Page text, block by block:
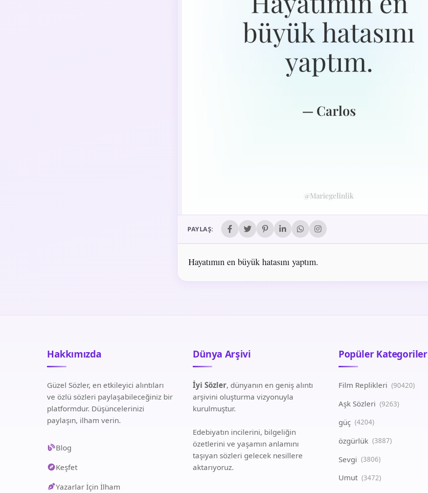
PAYLAŞ:
Hayatımın en büyük hatasını yaptım.
Hakkımızda
Güzel Sözler, en etkileyici alıntıları
ve özlü sözleri paylaşabileceğiniz bir
platformdur. Düşüncelerinizi
paylaşın, ilham verin.
Blog
Keşfet
Yazarlar İçin İlham
Dünya Arşivi
İyi Sözler, dünyanın en geniş alıntı
arşivini oluşturma vizyonuyla
kurulmuştur.
Edebiyatın incilerini, bilgeliğin
özetlerini ve yaşamın anlamını
taşıyan sözleri gelecek nesillere
aktarıyoruz.
Popüler Kategoriler
Film Replikleri (90420)
Aşk Sözleri (9263)
güç (4204)
özgürlük (3887)
Sevgi (3806)
Umut (3472)